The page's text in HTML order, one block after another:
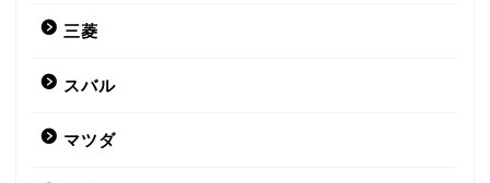
三菱
スバル
マツダ